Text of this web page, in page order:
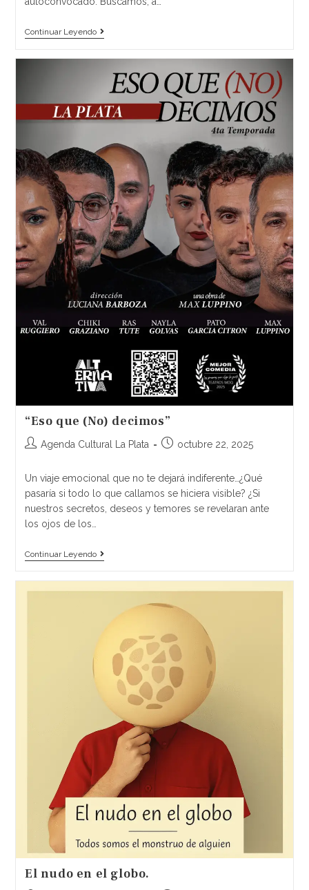
Continuar Leyendo
“Eso que (No) decimos”
Agenda Cultural La Plata octubre 22, 2025
Un viaje emocional que no te dejará indiferente…¿Qué
pasaría si todo lo que callamos se hiciera visible? ¿Si
nuestros secretos, deseos y temores se revelaran ante
los ojos de los…
Continuar Leyendo
El nudo en el globo.